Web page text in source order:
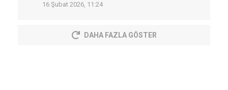
16 Şubat 2026, 11:24
DAHA FAZLA GÖSTER